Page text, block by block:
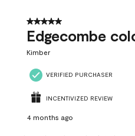
5 out of 5 stars.
Edgecombe
Kimber
VERIFIED PURCHASER
INCENTIVIZED REVIEW
4 months ago